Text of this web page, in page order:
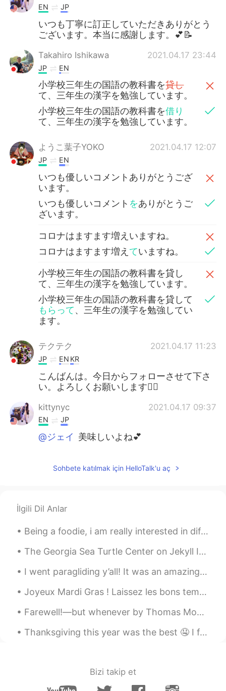
EN JP
いつも丁寧に訂正していただきありがとう
ございます。本当に感謝します。💕📝
Takahiro Ishikawa 2021.04.17 23:44
JP EN
小学校三年生の国語の教科書を貸し
て、三年生の漢字を勉強しています。
小学校三年生の国語の教科書を借り
て、三年生の漢字を勉強しています。
ようこ葉子YOKO 2021.04.17 12:07
JP EN
いつも優しいコメントありがとうござ
います。
いつも優しいコメント をありがとうご
ざいます。
コロナはますます増えいますね。
コロナはますます増え ていますね。
小学校三年生の国語の教科書を貸し
て、三年生の漢字を勉強しています。
小学校三年生の国語の教科書を貸して
もらって、三年生の漢字を勉強してい
ます。
テクテク 2021.04.17 11:23
JP EN KR
こんばんは。今日からフォローさせて下さ
い。よろしくお願いします🙇‍♀️
kittynyc 2021.04.17 09:37
EN JP
@ジェイ 美味しいよね💕
JP
JP EN
僕の六年生の頃より字が綺麗です！ 豆本と
いう言葉は知らなかったです、勉強になり
ました
kittynyc 2021.04.17 09:31
thank you
ernest
😳だから赤い色！羨ましい🥺凄
Sohbete katılmak için HelloTalk'u aç
İlgili Dil Anlar
Being a foodie, i am really interested in different cuisines and discovering new tastes and new f...
The Georgia Sea Turtle Center on Jekyll Island. Georgia's first sea turtle rehabilitation, resea...
I went paragliding y’all! It was an amazing experience! I thought it would be scary but it wasn’t...
Joyeux Mardi Gras ! Laissez les bons temps rouler ! Happy Fat Tuesday! Let the good times roll! ...
Farewell!—but whenever by Thomas Moore. FAREWELL!—but whenever you welcome the hour That awakens...
Thanksgiving this year was the best 🤤 I forgot to take a picture of the turkey because I was too ...
Bizi takip et